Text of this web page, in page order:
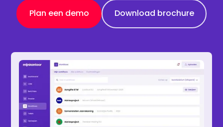
Plan een demo Download brochure